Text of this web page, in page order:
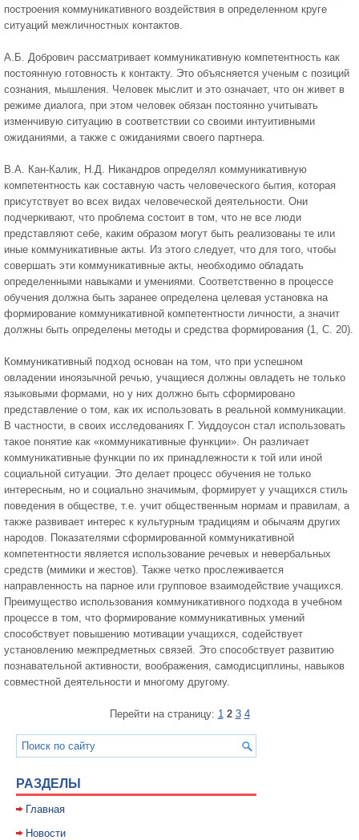
построения коммуникативного воздействия в определенном круге
ситуаций межличностных контактов.
А.Б. Добрович рассматривает коммуникативную компетентность как
постоянную готовность к контакту. Это объясняется ученым с позиций
сознания, мышления. Человек мыслит и это означает, что он живет в
режиме диалога, при этом человек обязан постоянно учитывать
изменчивую ситуацию в соответствии со своими интуитивными
ожиданиями, а также с ожиданиями своего партнера.
В.А. Кан-Калик, Н.Д. Никандров определял коммуникативную
компетентность как составную часть человеческого бытия, которая
присутствует во всех видах человеческой деятельности. Они
подчеркивают, что проблема состоит в том, что не все люди
представляют себе, каким образом могут быть реализованы те или
иные коммуникативные акты. Из этого следует, что для того, чтобы
совершать эти коммуникативные акты, необходимо обладать
определенными навыками и умениями. Соответственно в процессе
обучения должна быть заранее определена целевая установка на
формирование коммуникативной компетентности личности, а значит
должны быть определены методы и средства формирования (1, С. 20).
Коммуникативный подход основан на том, что при успешном
овладении иноязычной речью, учащиеся должны овладеть не только
языковыми формами, но у них должно быть сформировано
представление о том, как их использовать в реальной коммуникации.
В частности, в своих исследованиях Г. Уиддоусон стал использовать
такое понятие как «коммуникативные функции». Он различает
коммуникативные функции по их принадлежности к той или иной
социальной ситуации. Это делает процесс обучения не только
интересным, но и социально значимым, формирует у учащихся стиль
поведения в обществе, т.е. учит общественным нормам и правилам, а
также развивает интерес к культурным традициям и обычаям других
народов. Показателями сформированной коммуникативной
компетентности является использование речевых и невербальных
средств (мимики и жестов). Также четко прослеживается
направленность на парное или групповое взаимодействие учащихся.
Преимущество использования коммуникативного подхода в учебном
процессе в том, что формирование коммуникативных умений
способствует повышению мотивации учащихся, содействует
установлению межпредметных связей. Это способствует развитию
познавательной активности, воображения, самодисциплины, навыков
совместной деятельности и многому другому.
Перейти на страницу: 1 2 3 4
РАЗДЕЛЫ
Главная
Новости